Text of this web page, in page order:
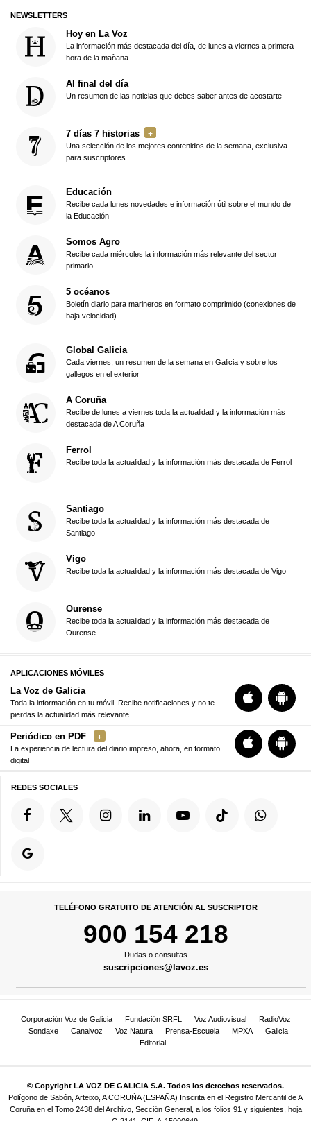
NEWSLETTERS
Hoy en La Voz
La información más destacada del día, de lunes a viernes a primera
hora de la mañana
Al final del día
Un resumen de las noticias que debes saber antes de acostarte
7 días 7 historias
Una selección de los mejores contenidos de la semana, exclusiva
para suscriptores
Educación
Recibe cada lunes novedades e información útil sobre el mundo de
la Educación
Somos Agro
Recibe cada miércoles la información más relevante del sector
primario
5 océanos
Boletín diario para marineros en formato comprimido (conexiones de
baja velocidad)
Global Galicia
Cada viernes, un resumen de la semana en Galicia y sobre los
gallegos en el exterior
A Coruña
Recibe de lunes a viernes toda la actualidad y la información más
destacada de A Coruña
Ferrol
Recibe toda la actualidad y la información más destacada de Ferrol
Santiago
Recibe toda la actualidad y la información más destacada de
Santiago
Vigo
Recibe toda la actualidad y la información más destacada de Vigo
Ourense
Recibe toda la actualidad y la información más destacada de
Ourense
APLICACIONES MÓVILES
La Voz de Galicia
Toda la información en tu móvil. Recibe notificaciones y no te
pierdas la actualidad más relevante
Periódico en PDF
La experiencia de lectura del diario impreso, ahora, en formato
digital
REDES SOCIALES
TELÉFONO GRATUITO DE ATENCIÓN AL SUSCRIPTOR
900 154 218
Dudas o consultas
suscripciones@lavoz.es
Corporación Voz de Galicia Fundación SRFL Voz Audiovisual
RadioVoz
Sondaxe
Canalvoz Voz Natura Prensa-Escuela MPXA
Galicia
Editorial
© Copyright LA VOZ DE GALICIA S.A. Todos los derechos reservados.
Polígono de Sabón, Arteixo, A CORUÑA (ESPAÑA) Inscrita en el Registro Mercantil de A
Coruña en el Tomo 2438 del Archivo, Sección General, a los folios 91 y siguientes, hoja